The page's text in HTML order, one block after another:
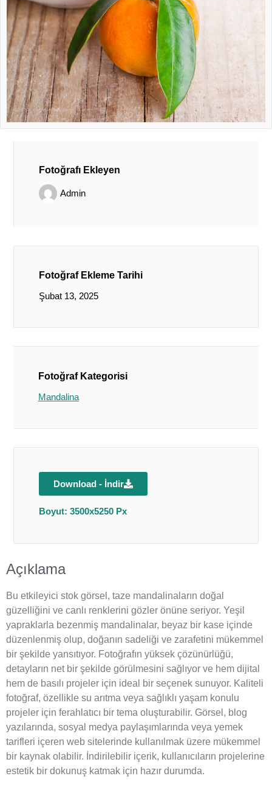
Fotoğrafı Ekleyen
Admin
Fotoğraf Ekleme Tarihi
Şubat 13, 2025
Fotoğraf Kategorisi
Mandalina
Download - İndir
Boyut: 3500x5250 Px
Açıklama
Bu etkileyici stok görsel, taze mandalinaların doğal
güzelliğini ve canlı renklerini gözler önüne seriyor. Yeşil
yapraklarla bezenmiş mandalinalar, beyaz bir kase içinde
düzenlenmiş olup, doğanın sadeliği ve zarafetini mükemmel
bir şekilde yansıtıyor. Fotoğrafın yüksek çözünürlüğü,
detayların net bir şekilde görülmesini sağlıyor ve hem dijital
hem de basılı projeler için ideal bir seçenek sunuyor. Kaliteli
fotoğraf, özellikle su arıtma veya sağlıklı yaşam konulu
projeler için ferahlatıcı bir tema oluşturabilir. Görsel, blog
yazılarında, sosyal medya paylaşımlarında veya yemek
tarifleri içeren web sitelerinde kullanılmak üzere mükemmel
bir kaynak olabilir. İndirilebilir içerik, kullanıcıların projelerine
estetik bir dokunuş katmak için hazır durumda.